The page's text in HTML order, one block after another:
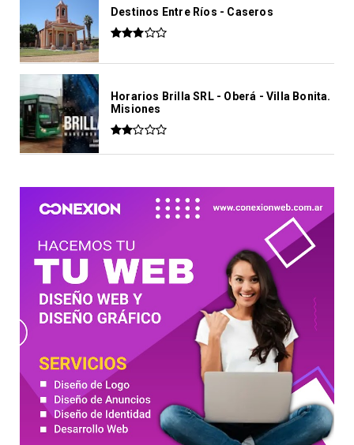
Destinos Entre Ríos - Caseros
Horarios Brilla SRL - Oberá - Villa Bonita.
Misiones